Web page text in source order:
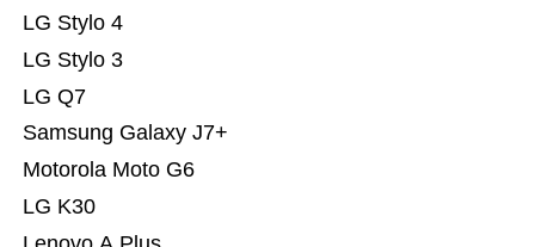
LG K30
Motorola Moto G6
Samsung Galaxy J7+
LG Q7
LG Stylo 3
LG Stylo 4